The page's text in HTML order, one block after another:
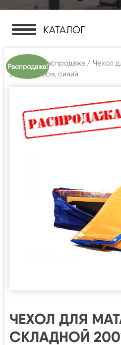
КАТАЛОГ
Главная/Распродажа / Чехол
200*100*10см, синий
Распродажа!
ЧЕХОЛ ДЛЯ
СКЛАДНОЙ